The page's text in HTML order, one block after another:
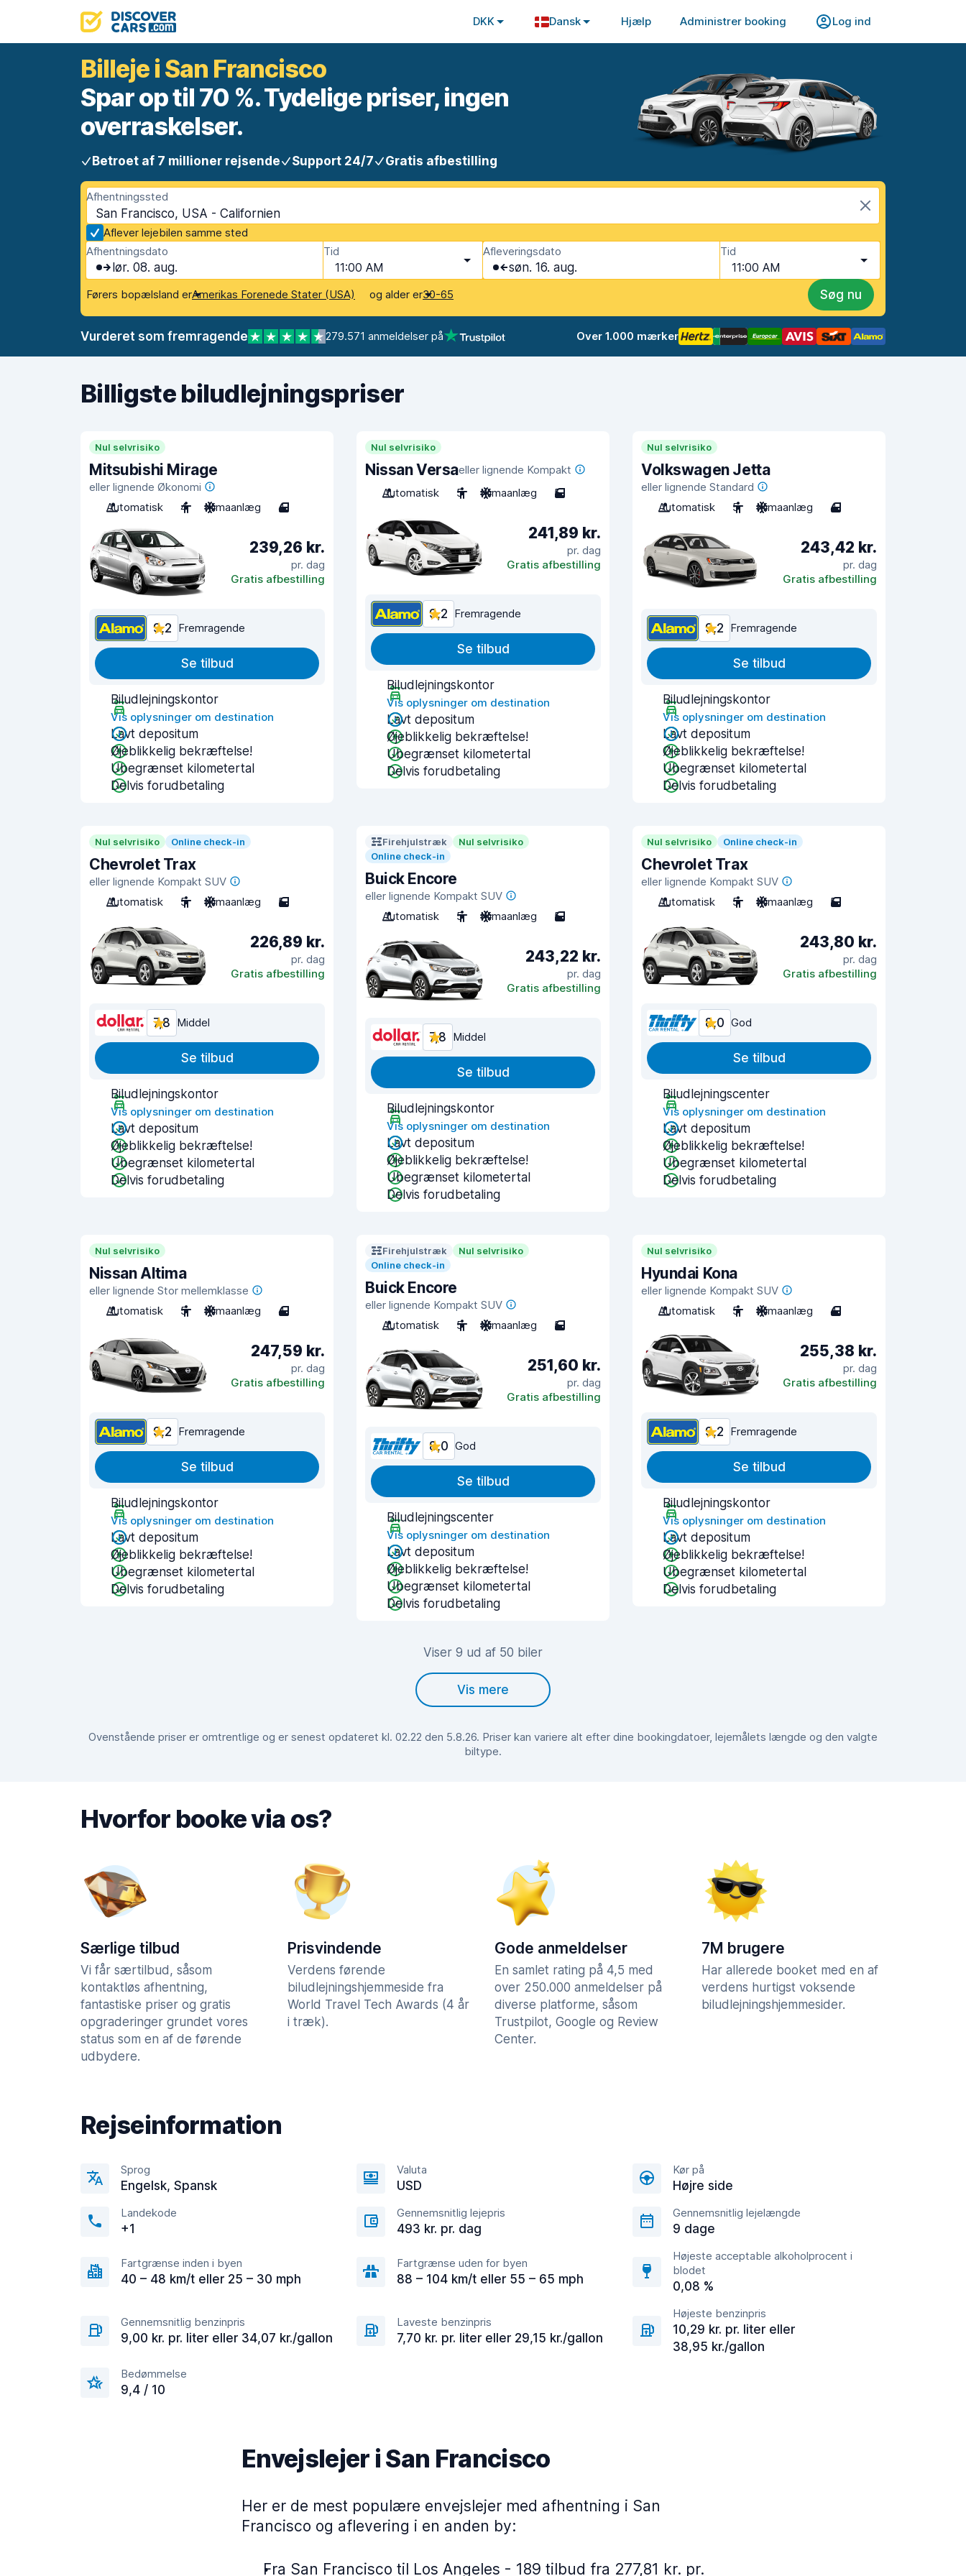
DKK Dansk Hjælp Administrer booking Log ind
Billeje i San Francisco
Spar op til 70 %. Tydelige priser, ingen
overraskelser.
Betroet af 7 millioner rejsende Support 24/7 Gratis afbestilling
Afhentningssted
San Francisco, USA - Californien
Aflever lejebilen samme sted
Afhentningsdato
lør. 08. aug.
Tid
11:00 AM
Afleveringsdato
søn. 16. aug.
Tid
11:00 AM
Førers bopælsland erAmerikas Forenede Stater (USA) og alder er30-65 Søg nu
Vurderet som fremragende 279.571 anmeldelser på Over 1.000 mærker
Billigste biludlejningspriser
Nul selvrisiko
Mitsubishi Mirage
eller lignende Økonomi
Automatisk
4 Klimaanlæg 4
239,26 kr.
pr. dag
Gratis afbestilling
9,2 Fremragende
Se tilbud
Biludlejningskontor
Vis oplysninger om destination
Lavt depositum
Øjeblikkelig bekræftelse!
Ubegrænset kilometertal
Delvis forudbetaling
Nul selvrisiko
Nissan Versaeller lignende Kompakt
Automatisk
5 Klimaanlæg 5
241,89 kr.
pr. dag
Gratis afbestilling
9,2 Fremragende
Se tilbud
Biludlejningskontor
Vis oplysninger om destination
Lavt depositum
Øjeblikkelig bekræftelse!
Ubegrænset kilometertal
Delvis forudbetaling
Nul selvrisiko
Volkswagen Jetta
eller lignende Standard
Automatisk
5 Klimaanlæg 4
243,42 kr.
pr. dag
Gratis afbestilling
9,2 Fremragende
Se tilbud
Biludlejningskontor
Vis oplysninger om destination
Lavt depositum
Øjeblikkelig bekræftelse!
Ubegrænset kilometertal
Delvis forudbetaling
Nul selvrisiko Online check-in
Chevrolet Trax
eller lignende Kompakt SUV
Automatisk
5 Klimaanlæg 5
226,89 kr.
pr. dag
Gratis afbestilling
7,8 Middel
Se tilbud
Biludlejningskontor
Vis oplysninger om destination
Lavt depositum
Øjeblikkelig bekræftelse!
Ubegrænset kilometertal
Delvis forudbetaling
Firehjulstræk
Nul selvrisiko
Online check-in
Buick Encore
eller lignende Kompakt SUV
Automatisk
5 Klimaanlæg 5
243,22 kr.
pr. dag
Gratis afbestilling
7,8 Middel
Se tilbud
Biludlejningskontor
Vis oplysninger om destination
Lavt depositum
Øjeblikkelig bekræftelse!
Ubegrænset kilometertal
Delvis forudbetaling
Nul selvrisiko Online check-in
Chevrolet Trax
eller lignende Kompakt SUV
Automatisk
5 Klimaanlæg 5
243,80 kr.
pr. dag
Gratis afbestilling
8,0 God
Se tilbud
Biludlejningscenter
Vis oplysninger om destination
Lavt depositum
Øjeblikkelig bekræftelse!
Ubegrænset kilometertal
Delvis forudbetaling
Nul selvrisiko
Nissan Altima
eller lignende Stor mellemklasse
Automatisk
5 Klimaanlæg 4
247,59 kr.
pr. dag
Gratis afbestilling
9,2 Fremragende
Se tilbud
Biludlejningskontor
Vis oplysninger om destination
Lavt depositum
Øjeblikkelig bekræftelse!
Ubegrænset kilometertal
Delvis forudbetaling
Firehjulstræk
Nul selvrisiko
Online check-in
Buick Encore
eller lignende Kompakt SUV
Automatisk
5 Klimaanlæg 5
251,60 kr.
pr. dag
Gratis afbestilling
8,0 God
Se tilbud
Biludlejningscenter
Vis oplysninger om destination
Lavt depositum
Øjeblikkelig bekræftelse!
Ubegrænset kilometertal
Delvis forudbetaling
Nul selvrisiko
Hyundai Kona
eller lignende Kompakt SUV
Automatisk
5 Klimaanlæg 4
255,38 kr.
pr. dag
Gratis afbestilling
9,2 Fremragende
Se tilbud
Biludlejningskontor
Vis oplysninger om destination
Lavt depositum
Øjeblikkelig bekræftelse!
Ubegrænset kilometertal
Delvis forudbetaling
Viser 9 ud af 50 biler
Vis mere
Ovenstående priser er omtrentlige og er senest opdateret kl. 02.22 den 5.8.26. Priser kan variere alt efter dine bookingdatoer, lejemålets længde og den valgte
biltype.
Hvorfor booke via os?
Særlige tilbud
Vi får særtilbud, såsom
kontaktløs afhentning,
fantastiske priser og gratis
opgraderinger grundet vores
status som en af de førende
udbydere.
Prisvindende
Verdens førende
biludlejningshjemmeside fra
World Travel Tech Awards (4 år
i træk).
Gode anmeldelser
En samlet rating på 4,5 med
over 250.000 anmeldelser på
diverse platforme, såsom
Trustpilot, Google og Review
Center.
7M brugere
Har allerede booket med en af
verdens hurtigst voksende
biludlejningshjemmesider.
Rejseinformation
Sprog
Engelsk, Spansk
Valuta
USD
Kør på
Højre side
Landekode
+1
Gennemsnitlig lejepris
493 kr. pr. dag
Gennemsnitlig lejelængde
9 dage
Fartgrænse inden i byen
40 – 48 km/t eller 25 – 30 mph
Fartgrænse uden for byen
88 – 104 km/t eller 55 – 65 mph
Højeste acceptable alkoholprocent i
blodet
0,08 %
Gennemsnitlig benzinpris
9,00 kr. pr. liter eller 34,07 kr./gallon
Laveste benzinpris
7,70 kr. pr. liter eller 29,15 kr./gallon
Højeste benzinpris
10,29 kr. pr. liter eller
38,95 kr./gallon
Bedømmelse
9,4 / 10
Envejslejer i San Francisco
Her er de mest populære envejslejer med afhentning i San
Francisco og aflevering i en anden by:
Fra San Francisco til Los Angeles - 189 tilbud fra 277,81 kr. pr.